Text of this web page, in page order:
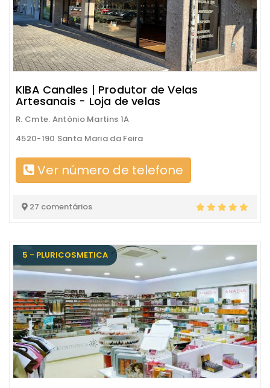
KIBA Candles | Produtor de Velas
Artesanais - Loja de velas
R. Cmte. António Martins 1A
4520-190 Santa Maria da Feira
Ver número de telefone
27 comentários
5 - PLURICOSMETICA